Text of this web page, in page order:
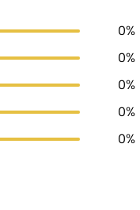
0%
0%
0%
0%
0%